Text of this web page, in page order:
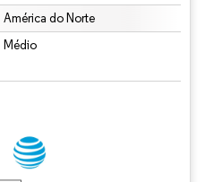
América do Norte
Médio
requer atribuição conforme CC BY 4.0.